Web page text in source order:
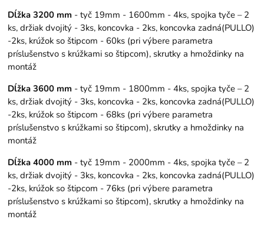
Dĺžka 3200 mm - tyč 19mm - 1600mm - 4ks, spojka tyče – 2
ks, držiak dvojitý - 3ks, koncovka - 2ks, koncovka zadná(PULLO)
-2ks, krúžok so štipcom - 60ks (pri výbere parametra
príslušenstvo s krúžkami so štipcom), skrutky a hmoždinky na
montáž
Dĺžka 3600 mm - tyč 19mm - 1800mm - 4ks, spojka tyče – 2
ks, držiak dvojitý - 3ks, koncovka - 2ks, koncovka zadná(PULLO)
-2ks, krúžok so štipcom - 68ks (pri výbere parametra
príslušenstvo s krúžkami so štipcom), skrutky a hmoždinky na
montáž
Dĺžka 4000 mm - tyč 19mm - 2000mm - 4ks, spojka tyče – 2
ks, držiak dvojitý - 3ks, koncovka - 2ks, koncovka zadná(PULLO)
-2ks, krúžok so štipcom - 76ks (pri výbere parametra
príslušenstvo s krúžkami so štipcom), skrutky a hmoždinky na
montáž